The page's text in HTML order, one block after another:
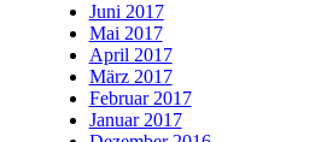
Juni 2017
Mai 2017
April 2017
März 2017
Februar 2017
Januar 2017